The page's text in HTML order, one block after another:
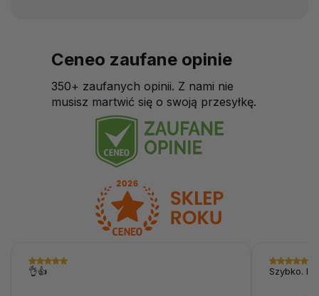
Ceneo zaufane opinie
350+ zaufanych opinii. Z nami nie
musisz martwić się o swoją przesyłkę.
👌👍 Szybko. I